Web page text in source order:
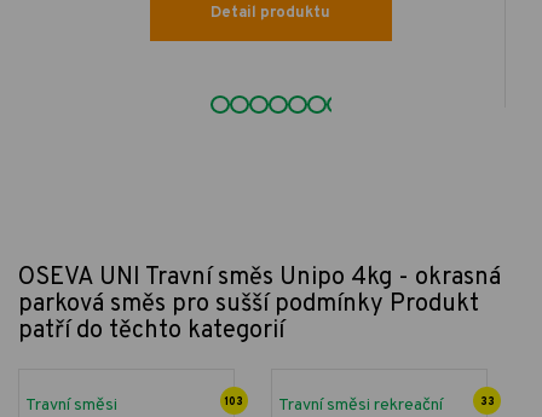
Detail produktu
OSEVA UNI Travní směs Unipo 4kg - okrasná
parková směs pro sušší podmínky Produkt
patří do těchto kategorií
Travní směsi 103 Travní směsi rekreační 33